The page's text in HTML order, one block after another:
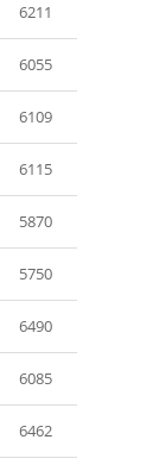
6211
6055
6109
6115
5870
5750
6490
6085
6462